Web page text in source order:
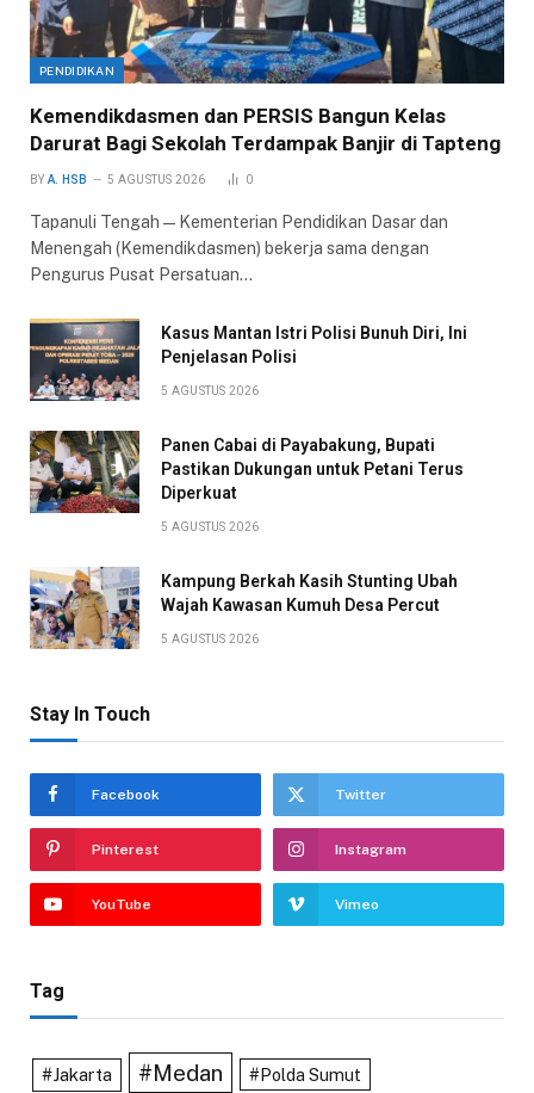
PENDIDIKAN
Kemendikdasmen dan PERSIS Bangun Kelas
Darurat Bagi Sekolah Terdampak Banjir di Tapteng
BY A. HSB 5 AGUSTUS 2026 0
Tapanuli Tengah — Kementerian Pendidikan Dasar dan
Menengah (Kemendikdasmen) bekerja sama dengan
Pengurus Pusat Persatuan…
Kasus Mantan Istri Polisi Bunuh Diri, Ini
Penjelasan Polisi
5 AGUSTUS 2026
Panen Cabai di Payabakung, Bupati
Pastikan Dukungan untuk Petani Terus
Diperkuat
5 AGUSTUS 2026
Kampung Berkah Kasih Stunting Ubah
Wajah Kawasan Kumuh Desa Percut
5 AGUSTUS 2026
Stay In Touch
Facebook Twitter
Pinterest Instagram
YouTube Vimeo
Tag
#Jakarta #Medan #Polda Sumut